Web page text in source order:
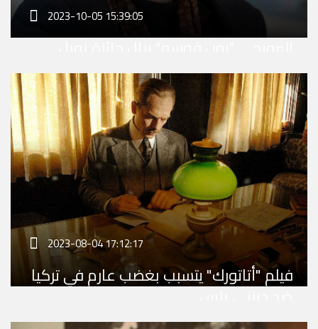
2023-10-05 15:39:05
النرويجي "يون فوسه" ينال جائزة نوبل
للآداب للمسرحي
2023-08-04 17:12:17
فيلم "أتاتورك" يتسبب بغضب عارم في تركيا
ضد ديزني بلس